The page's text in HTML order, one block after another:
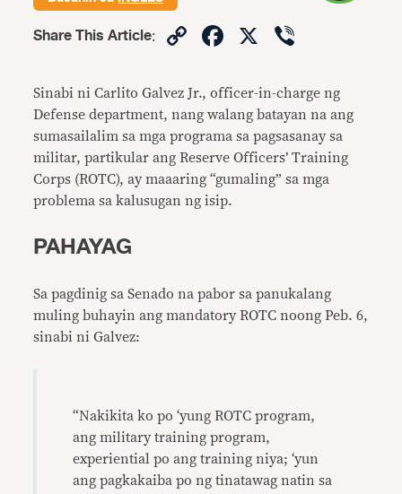
Share This Article: CopyFacebook
X
Sinabi ni Carlito Galvez Jr., officer-in-charge ng
Defense department, nang walang batayan na ang
sumasailalim sa mga programa sa pagsasanay sa
militar, partikular ang Reserve Officers’ Training
Corps (ROTC), ay maaaring “gumaling” sa mga
problema sa kalusugan ng isip.
PAHAYAG
Sa pagdinig sa Senado na pabor sa panukalang
muling buhayin ang mandatory ROTC noong Peb. 6,
sinabi ni Galvez:
“Nakikita ko po ‘yung ROTC program,
ang military training program,
experiential po ang training niya; ‘yun
ang pagkakaiba po ng tinatawag natin sa